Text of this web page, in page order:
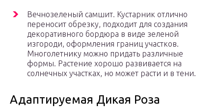
Вечнозеленый самшит. Кустарник отлично
переносит обрезку, подходит для создания
декоративного бордюра в виде зеленой
изгороди, оформления границ участков.
Многолетнику можно придать различные
формы. Растение хорошо развивается на
солнечных участках, но может расти и в тени.
Адаптируемая Дикая Роза